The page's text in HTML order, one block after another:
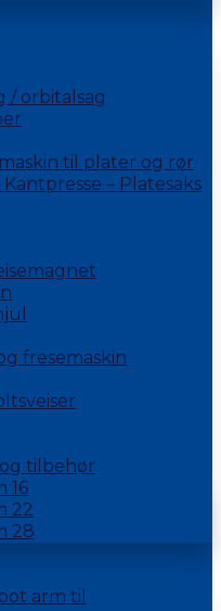
/ orbitalsag
til plater og rør
– Platesaks
fresemaskin
tilbehør
16
22
28
arm til